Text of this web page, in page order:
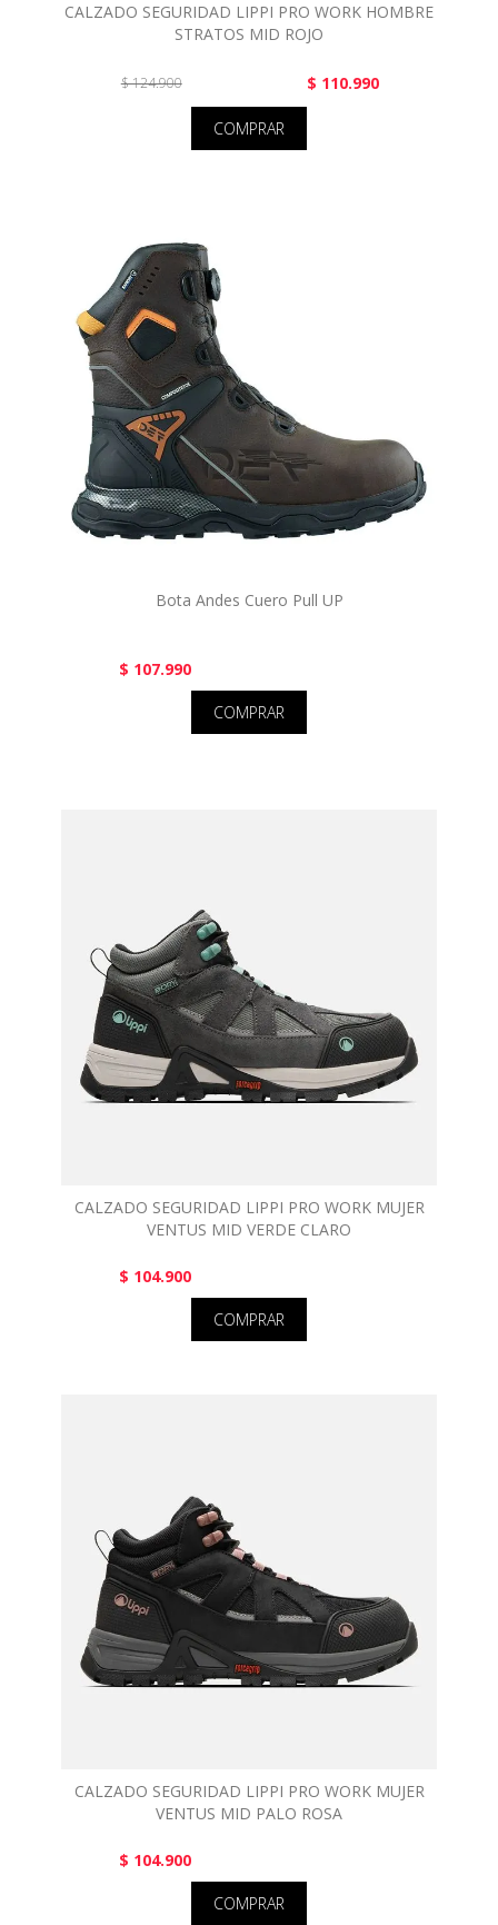
CALZADO SEGURIDAD LIPPI PRO WORK HOMBRE
STRATOS MID ROJO
$ 124.900 $ 110.990
COMPRAR
Bota Andes Cuero Pull UP
$ 107.990
COMPRAR
CALZADO SEGURIDAD LIPPI PRO WORK MUJER
VENTUS MID VERDE CLARO
$ 104.900
COMPRAR
CALZADO SEGURIDAD LIPPI PRO WORK MUJER
VENTUS MID PALO ROSA
$ 104.900
COMPRAR